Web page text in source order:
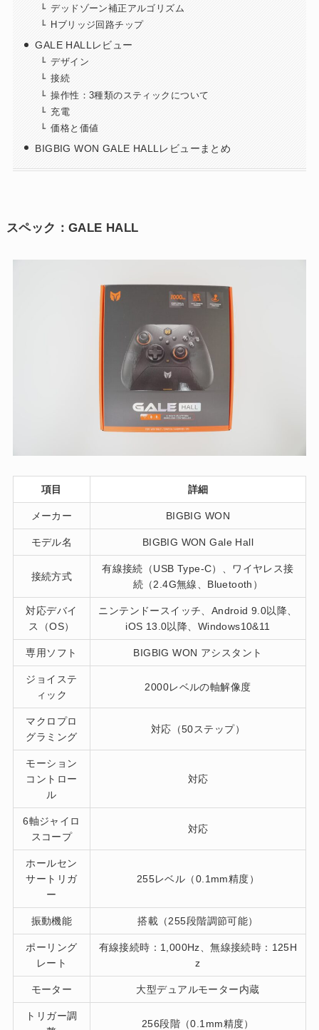
デッドゾーン補正アルゴリズム
Hブリッジ回路チップ
GALE HALLレビュー
デザイン
接続
操作性：3種類のスティックについて
充電
価格と価値
BIGBIG WON GALE HALLレビューまとめ
スペック：GALE HALL
項目 詳細
メーカー BIGBIG WON
モデル名 BIGBIG WON Gale Hall
接続方式
有線接続（USB Type-C）、ワイヤレス接
続（2.4G無線、Bluetooth）
対応デバイ
ス（OS）
ニンテンドースイッチ、Android 9.0以降、
iOS 13.0以降、Windows10&11
専用ソフト BIGBIG WON アシスタント
ジョイステ
ィック
2000レベルの軸解像度
マクロプロ
グラミング
対応（50ステップ）
モーション
コントロー
ル
対応
6軸ジャイロ
スコープ
対応
ホールセン
サートリガ
ー
255レベル（0.1mm精度）
振動機能 搭載（255段階調節可能）
ポーリング
レート
有線接続時：1,000Hz、無線接続時：125H
z
モーター 大型デュアルモーター内蔵
トリガー調
256段階（0.1mm精度）